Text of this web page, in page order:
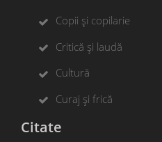
Copii și copilarie
Critică și laudă
Cultură
Curaj și frică
Citate